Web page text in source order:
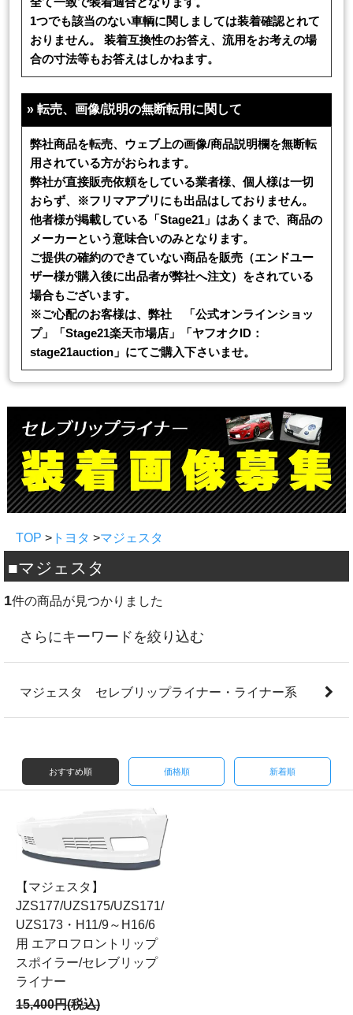
1つでも該当のない車輌に関しましては装着確認とれて
おりません。 装着互換性のお答え、流用をお考えの場
合の寸法等もお答えはしかねます。
»転売、画像/説明の無断転用に関して
弊社商品を転売、ウェブ上の画像/商品説明欄を無断転
用されている方がおられます。
弊社が直接販売依頼をしている業者様、個人様は一切
おらず、※フリマアプリにも出品はしておりません。
他者様が掲載している「Stage21」はあくまで、商品の
メーカーという意味合いのみとなります。
ご提供の確約のできていない商品を販売（エンドユー
ザー様が購入後に出品者が弊社へ注文）をされている
場合もございます。
※ご心配のお客様は、弊社 「公式オンラインショッ
プ」「Stage21楽天市場店」「ヤフオクID：
stage21auction」にてご購入下さいませ。
TOP > トヨタ >マジェスタ
■マジェスタ
1件の商品が見つかりました
さらにキーワードを絞り込む
マジェスタ セレブリップライナー・ライナー系
おすすめ順 価格順 新着順
【マジェスタ】
JZS177/UZS175/UZS171/
UZS173・H11/9～H16/6
用 エアロフロントリップ
スポイラー/セレブリップ
ライナー
15,400円(税込)